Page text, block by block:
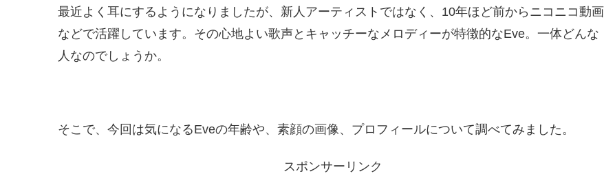
最近よく耳にするようになりましたが、新人アーティストではなく、10年ほど前からニコニコ動画
などで活躍しています。その心地よい歌声とキャッチーなメロディーが特徴的なEve。一体どんな
人なのでしょうか。
そこで、今回は気になるEveの年齢や、素顔の画像、プロフィールについて調べてみました。
スポンサーリンク